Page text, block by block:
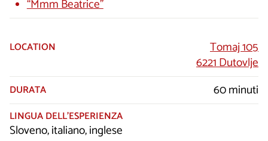
“Mmm Beatrice”
LOCATION
Tomaj 105
6221 Dutovlje
DURATA 60 minuti
LINGUA DELL’ESPERIENZA
Sloveno, italiano, inglese